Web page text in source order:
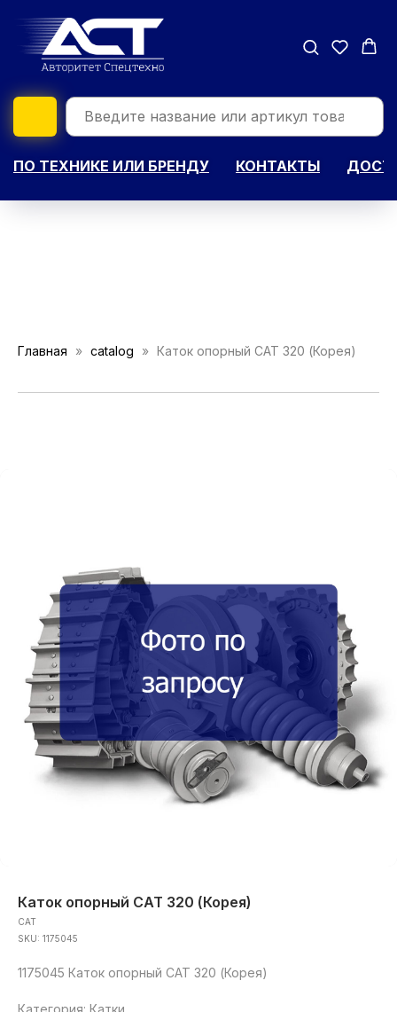
ПО ТЕХНИКЕ ИЛИ БРЕНДУ КОНТАКТЫ
Главная catalog Каток опорный CAT 320 (Корея)
Каток опорный CAT 320 (Корея)
CAT
SKU: 1175045
1175045 Каток опорный CAT 320 (Корея)
Категория: Катки